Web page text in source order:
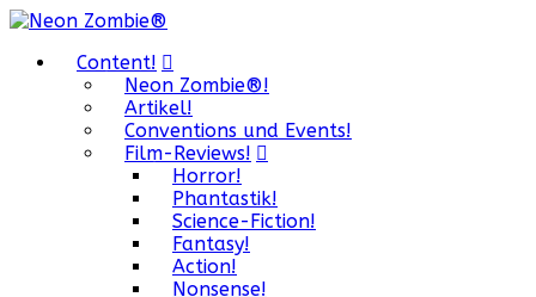
Content!
Neon Zombie®!
Artikel!
Conventions und Events!
Film-Reviews!
Horror!
Phantastik!
Science-Fiction!
Fantasy!
Action!
Nonsense!